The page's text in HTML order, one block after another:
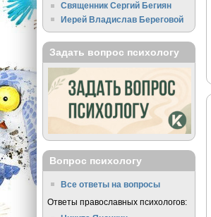
Священник Сергий Бегиян
Иерей Владислав Береговой
Задать вопрос психологу
Вопрос психологу
Все ответы на вопросы
Ответы православных психологов: